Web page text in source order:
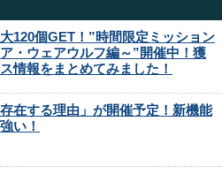
120個GET！”時間限定ミッション
・ウェアウルフ編～”開催中！獲
情報をまとめてみました！
在する理由」が開催予定！新機能
い！